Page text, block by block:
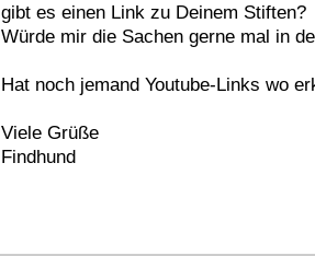
gibt es einen Link zu Deinem Stiften?
Würde mir die Sachen gerne mal in
Hat noch jemand Youtube-Links wo
Viele Grüße
Findhund